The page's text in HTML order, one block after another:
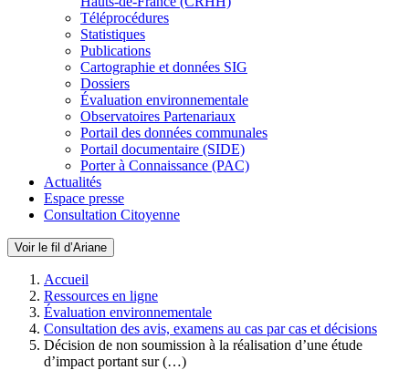
Téléprocédures
Statistiques
Publications
Cartographie et données SIG
Dossiers
Évaluation environnementale
Observatoires Partenariaux
Portail des données communales
Portail documentaire (SIDE)
Porter à Connaissance (PAC)
Actualités
Espace presse
Consultation Citoyenne
Voir le fil d’Ariane
Accueil
Ressources en ligne
Évaluation environnementale
Consultation des avis, examens au cas par cas et décisions
Décision de non soumission à la réalisation d’une étude
d’impact portant sur (…)